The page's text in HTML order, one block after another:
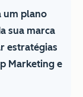
um plano
sua marca
estratégias
Marketing e